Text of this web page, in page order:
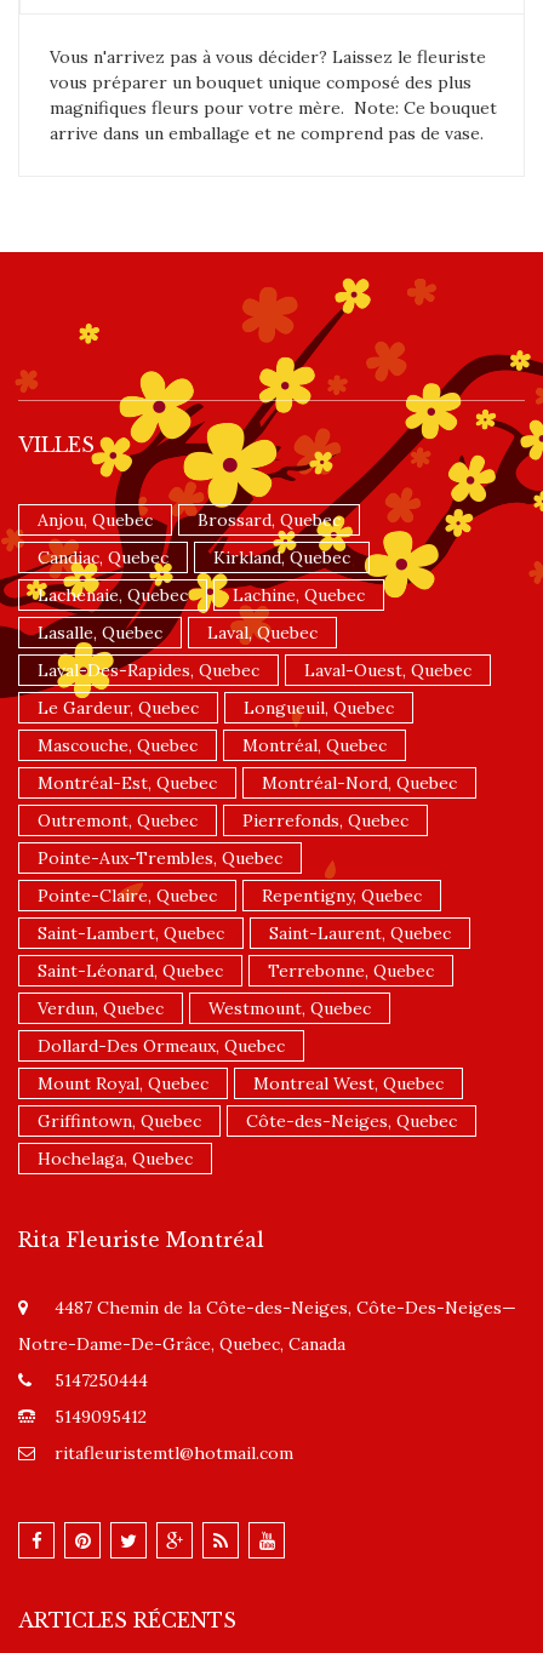
Vous n'arrivez pas à vous décider? Laissez le fleuriste
vous préparer un bouquet unique composé des plus
magnifiques fleurs pour votre mère. Note: Ce bouquet
arrive dans un emballage et ne comprend pas de vase.
VILLES
Anjou, Quebec
Brossard, Quebec
Candiac, Quebec
Kirkland, Quebec
Lachenaie, Quebec
Lachine, Quebec
Lasalle, Quebec
Laval, Quebec
Laval-Des-Rapides, Quebec
Laval-Ouest, Quebec
Le Gardeur, Quebec
Longueuil, Quebec
Mascouche, Quebec
Montréal, Quebec
Montréal-Est, Quebec
Montréal-Nord, Quebec
Outremont, Quebec
Pierrefonds, Quebec
Pointe-Aux-Trembles, Quebec
Pointe-Claire, Quebec
Repentigny, Quebec
Saint-Lambert, Quebec
Saint-Laurent, Quebec
Saint-Léonard, Quebec
Terrebonne, Quebec
Verdun, Quebec
Westmount, Quebec
Dollard-Des Ormeaux, Quebec
Mount Royal, Quebec
Montreal West, Quebec
Griffintown, Quebec
Côte-des-Neiges, Quebec
Hochelaga, Quebec
Rita Fleuriste Montréal
4487 Chemin de la Côte-des-Neiges, Côte-Des-Neiges—
Notre-Dame-De-Grâce, Quebec, Canada
5147250444
5149095412
ritafleuristemtl@hotmail.com
ARTICLES RÉCENTS